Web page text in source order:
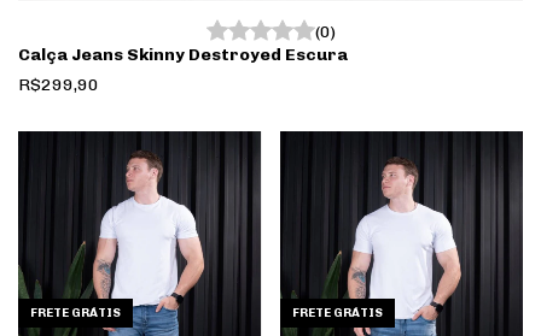
(0)
Calça Jeans Skinny Destroyed Escura
R$299,90
FRETE GRÁTIS FRETE GRÁTIS